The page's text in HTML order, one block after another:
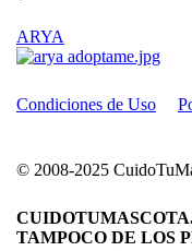
ARYA
Condiciones de Uso
© 2008-2025
TAMPOCO DE LOS